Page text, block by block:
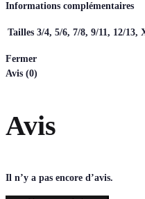
Informations complémentaires
Tailles 3/4, 5/6, 7/8, 9/11, 12/
Fermer
Avis (0)
Avis
Il n’y a pas encore d’avis.